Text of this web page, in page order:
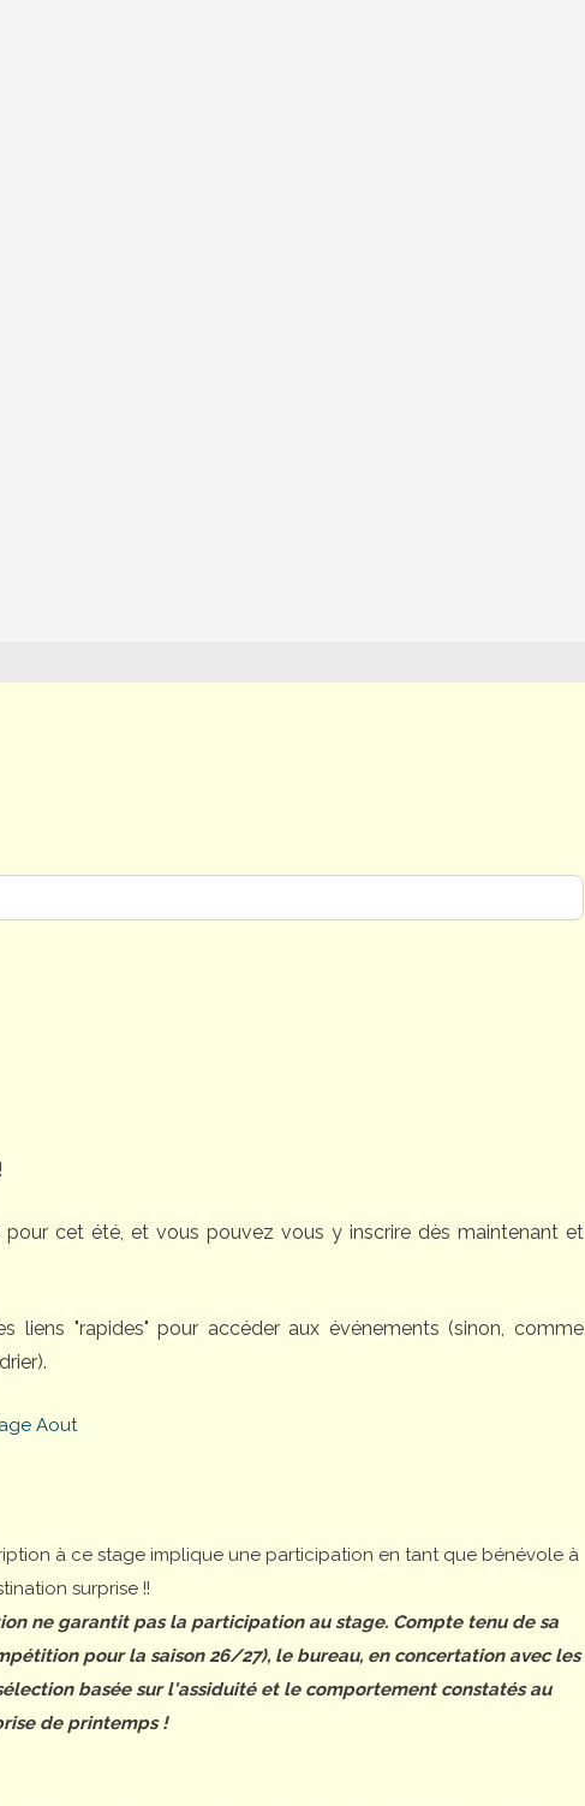
cet été, et vous pouvez vous y inscrire dès maintenant et
liens "rapides" pour accéder aux événements (sinon, comme
Aout
à ce stage implique une participation en tant que bénévole à
surprise !!
ne garantit pas la participation au stage. Compte tenu de sa
pour la saison 26/27), le bureau, en concertation avec les
basée sur l'assiduité et le comportement constatés au
de printemps !